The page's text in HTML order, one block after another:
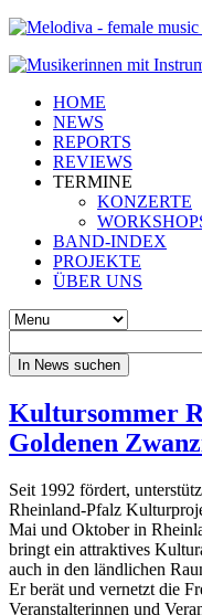
HOME
NEWS
REPORTS
REVIEWS
TERMINE
KONZERTE
BAND-INDEX
PROJEKTE
ÜBER UNS
In News suchen
Kultursommer
Goldenen
Seit 1992 fördert,
Rheinland-Pfalz
Mai und Oktober in
bringt ein attraktives
auch in den ländlichen
Er berät und vernetzt die
Veranstalterinnen und